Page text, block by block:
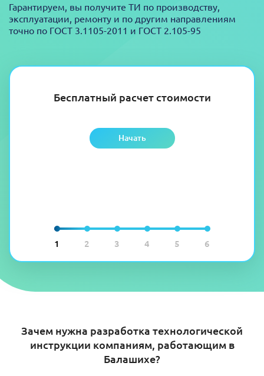
1 2 3 4 5 6
Бесплатный расчет стоимости
Начать
Гарантируем, вы получите ТИ по производству,
эксплуатации, ремонту и по другим направлениям
точно по ГОСТ 3.1105-2011 и ГОСТ 2.105-95
Зачем нужна разработка технологической
инструкции компаниям, работающим в
Балашихе?